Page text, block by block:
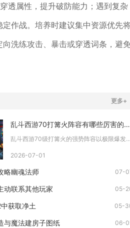
透属性，提升破防能力；遇到复杂
作战。培养时建议集中资源优先
洗练攻击、暴击或穿透词条，避
更多+
乱斗西游70打篝火阵容有哪些厉害的搭配方式
乱斗西游70级打篝火的强势阵容以极限爆发、破防增伤和寄生增益...
2026-07-01
略幽魂法师 07-
动联系其他玩家 05-
获取净土 05-
与魔法建房子图纸 06-